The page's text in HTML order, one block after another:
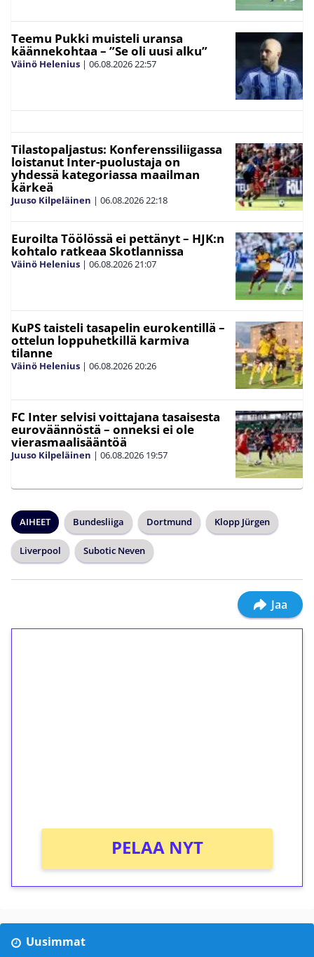
Teemu Pukki muisteli uransa
käännekohtaa – ”Se oli uusi alku”
Väinö Helenius | 06.08.202622:57
Tilastopaljastus: Konferenssiliigassa
loistanut Inter-puolustaja on
yhdessä kategoriassa maailman
kärkeä
Juuso Kilpeläinen | 06.08.202622:18
Euroilta Töölössä ei pettänyt – HJK:n
kohtalo ratkeaa Skotlannissa
Väinö Helenius | 06.08.202621:07
KuPS taisteli tasapelin eurokentillä –
ottelun loppuhetkillä karmiva
tilanne
Väinö Helenius | 06.08.202620:26
FC Inter selvisi voittajana tasaisesta
euroväännöstä – onneksi ei ole
vierasmaalisääntöä
Juuso Kilpeläinen | 06.08.2026 19:57
AIHEET Bundesliiga Dortmund Klopp Jürgen
Liverpool Subotic Neven
Jaa
PELAA NYT
Uusimmat